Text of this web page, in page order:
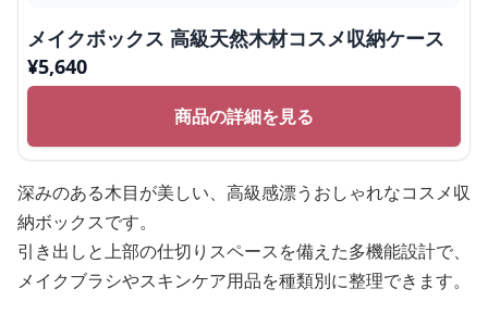
メイクボックス 高級天然木材コスメ収納ケース
¥5,640
商品の詳細を見る
深みのある木目が美しい、高級感漂うおしゃれなコスメ収
納ボックスです。
引き出しと上部の仕切りスペースを備えた多機能設計で、
メイクブラシやスキンケア用品を種類別に整理できます。